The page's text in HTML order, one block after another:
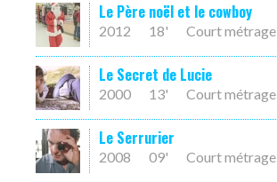
Le Père noël et le cowboy
2012 18' Court métrage
Le Secret de Lucie
2000 13' Court métrage
Le Serrurier
2008 09' Court métrage